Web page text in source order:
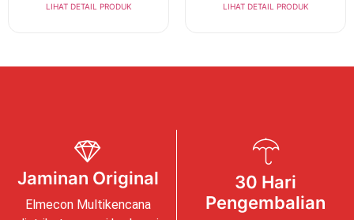
LIHAT DETAIL PRODUK LIHAT DETAIL PRODUK
Jaminan Original
Elmecon Multikencana
30 Hari
Pengembalian